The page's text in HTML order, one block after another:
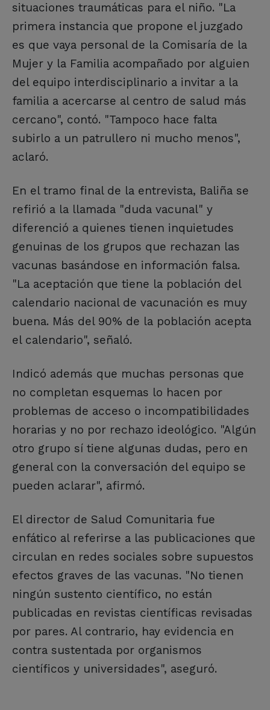
situaciones traumáticas para el niño. "La
primera instancia que propone el juzgado
es que vaya personal de la Comisaría de la
Mujer y la Familia acompañado por alguien
del equipo interdisciplinario a invitar a la
familia a acercarse al centro de salud más
cercano", contó. "Tampoco hace falta
subirlo a un patrullero ni mucho menos",
aclaró.
En el tramo final de la entrevista, Baliña se
refirió a la llamada "duda vacunal" y
diferenció a quienes tienen inquietudes
genuinas de los grupos que rechazan las
vacunas basándose en información falsa.
"La aceptación que tiene la población del
calendario nacional de vacunación es muy
buena. Más del 90% de la población acepta
el calendario", señaló.
Indicó además que muchas personas que
no completan esquemas lo hacen por
problemas de acceso o incompatibilidades
horarias y no por rechazo ideológico. "Algún
otro grupo sí tiene algunas dudas, pero en
general con la conversación del equipo se
pueden aclarar", afirmó.
El director de Salud Comunitaria fue
enfático al referirse a las publicaciones que
circulan en redes sociales sobre supuestos
efectos graves de las vacunas. "No tienen
ningún sustento científico, no están
publicadas en revistas científicas revisadas
por pares. Al contrario, hay evidencia en
contra sustentada por organismos
científicos y universidades", aseguró.